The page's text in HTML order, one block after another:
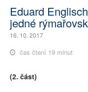
Eduard
jedné
16. 10. 2017
čas čtení 19 minut
(2. část)